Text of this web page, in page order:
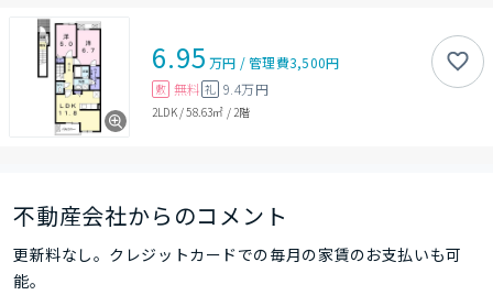
6.95 万円 /管理費3,500円
敷 無料 礼 9.4万円
2LDK/58.63㎡ / 2階
不動産会社からのコメント
更新料なし。クレジットカードでの毎月の家賃のお支払いも可
能。